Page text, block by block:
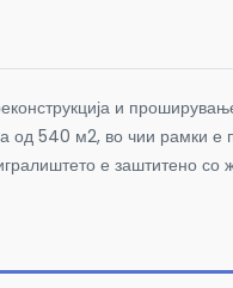
и
од 540 м2, во чии рамки е
е заштитено